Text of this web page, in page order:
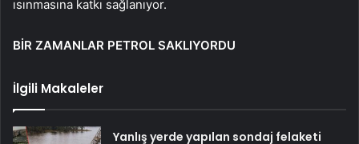
ısınmasına katkı sağlanıyor.
BİR ZAMANLAR PETROL SAKLIYORDU
İlgili Makaleler
Yanlış yerde yapılan sondaj felaketi